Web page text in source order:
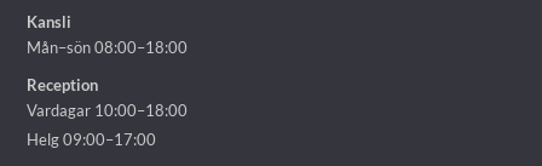
Kansli
Mån–sön 08:00–18:00
Reception
Vardagar 10:00–18:00
Helg 09:00–17:00